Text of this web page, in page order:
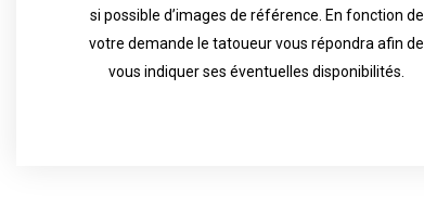
si possible d’images de référence. En fonction de
votre demande le tatoueur vous répondra afin de
vous indiquer ses éventuelles disponibilités.
Contact directly the artist of your choice because
most are in great demand and will have planned
their appointments in advance. Send an accurate